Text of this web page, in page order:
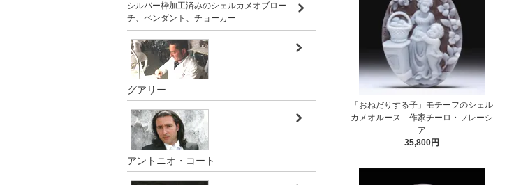
「おねだりする子」モチーフのシェル
カメオルース 作家チーロ・フレーシ
ア
35,800円
シルバー枠加工済みのシェルカメオブロー
チ、ペンダント、チョーカー
グアリー
アントニオ・コート